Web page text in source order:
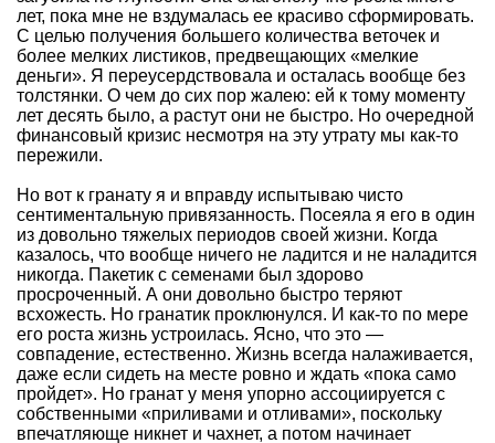
лет, пока мне не вздумалась ее красиво сформировать.
С целью получения большего количества веточек и
более мелких листиков, предвещающих «мелкие
деньги». Я переусердствовала и осталась вообще без
толстянки. О чем до сих пор жалею: ей к тому моменту
лет десять было, а растут они не быстро. Но очередной
финансовый кризис несмотря на эту утрату мы как-то
пережили.
Но вот к гранату я и вправду испытываю чисто
сентиментальную привязанность. Посеяла я его в один
из довольно тяжелых периодов своей жизни. Когда
казалось, что вообще ничего не ладится и не наладится
никогда. Пакетик с семенами был здорово
просроченный. А они довольно быстро теряют
всхожесть. Но гранатик проклюнулся. И как-то по мере
его роста жизнь устроилась. Ясно, что это —
совпадение, естественно. Жизнь всегда налаживается,
даже если сидеть на месте ровно и ждать «пока само
пройдет». Но гранат у меня упорно ассоциируется с
собственными «приливами и отливами», поскольку
впечатляюще никнет и чахнет, а потом начинает